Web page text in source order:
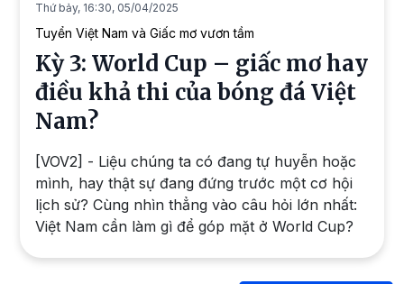
Thứ bảy, 16:30, 05/04/2025
Tuyển Việt Nam và Giấc mơ vươn tầm
Kỳ 3: World Cup – giấc mơ hay
điều khả thi của bóng đá Việt
Nam?
[VOV2] - Liệu chúng ta có đang tự huyễn hoặc
mình, hay thật sự đang đứng trước một cơ hội
lịch sử? Cùng nhìn thẳng vào câu hỏi lớn nhất:
Việt Nam cần làm gì để góp mặt ở World Cup?